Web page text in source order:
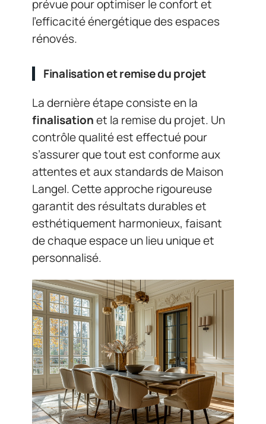
prévue pour optimiser le confort et
l’efficacité énergétique des espaces
rénovés.
Finalisation et remise du projet
La dernière étape consiste en la
finalisationet la remise du projet. Un
contrôle qualité est effectué pour
s’assurer que tout est conforme aux
attentes et aux standards de Maison
Langel. Cette approche rigoureuse
garantit des résultats durables et
esthétiquement harmonieux, faisant
de chaque espace un lieu unique et
personnalisé.